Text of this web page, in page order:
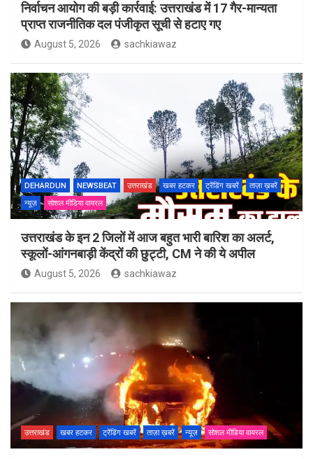
निर्वाचन आयोग की बड़ी कार्रवाई: उत्तराखंड में 17 गैर-मान्यता
प्राप्त राजनीतिक दल पंजीकृत सूची से हटाए गए
August 5, 2026 sachkiawaz
DEHARDUN NEWSBEAT उत्तराखंड खबर हटकर ट्रेंडिंग खबरें
ताज़ा ख़बरें
न्यूज़
सोशल मीडिया वायरल
उत्तराखंड के इन 2 जिलों में आज बहुत भारी बारिश का अलर्ट,
स्कूलों-आंगनबाड़ी केंद्रों की छुट्टी, CM ने की ये अपील
August 5, 2026 sachkiawaz
उत्तराखंड खबर हटकर ट्रेंडिंग खबरें ताज़ा ख़बरें न्यूज़ सोशल मीडिया वायरल